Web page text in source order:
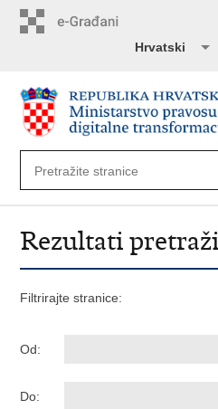
Hrvatski
Rezultati
Filtrirajte stranice:
Od:
Do: